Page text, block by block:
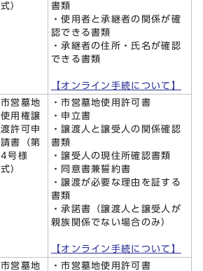
式）
書類
・使用者と承継者の関係が確
認できる書類
・承継者の住所・氏名が確認
できる書類
【オンライン手続について】
市営墓地
使用権譲
渡許可申
請書（第
4号様
式）
・市営墓地使用許可書
・申立書
・譲渡人と譲受人の関係確認
書類
・譲受人の現住所確認書類
・同意書兼誓約書
・譲渡が必要な理由を証する
書類
・承諾書（譲渡人と譲受人が
親族関係でない場合のみ）
【オンライン手続について】
市営墓地
・市営墓地使用許可書